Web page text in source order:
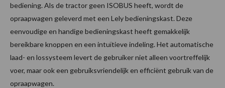
bediening. Als de tractor geen ISOBUS heeft, wordt de
opraapwagen geleverd met een Lely bedieningskast. Deze
eenvoudige en handige bedieningskast heeft gemakkelijk
bereikbare knoppen en een intuïtieve indeling. Het automatische
laad- en lossysteem levert de gebruiker niet alleen voortreffelijk
voer, maar ook een gebruiksvriendelijk en efficiënt gebruik van de
opraapwagen.